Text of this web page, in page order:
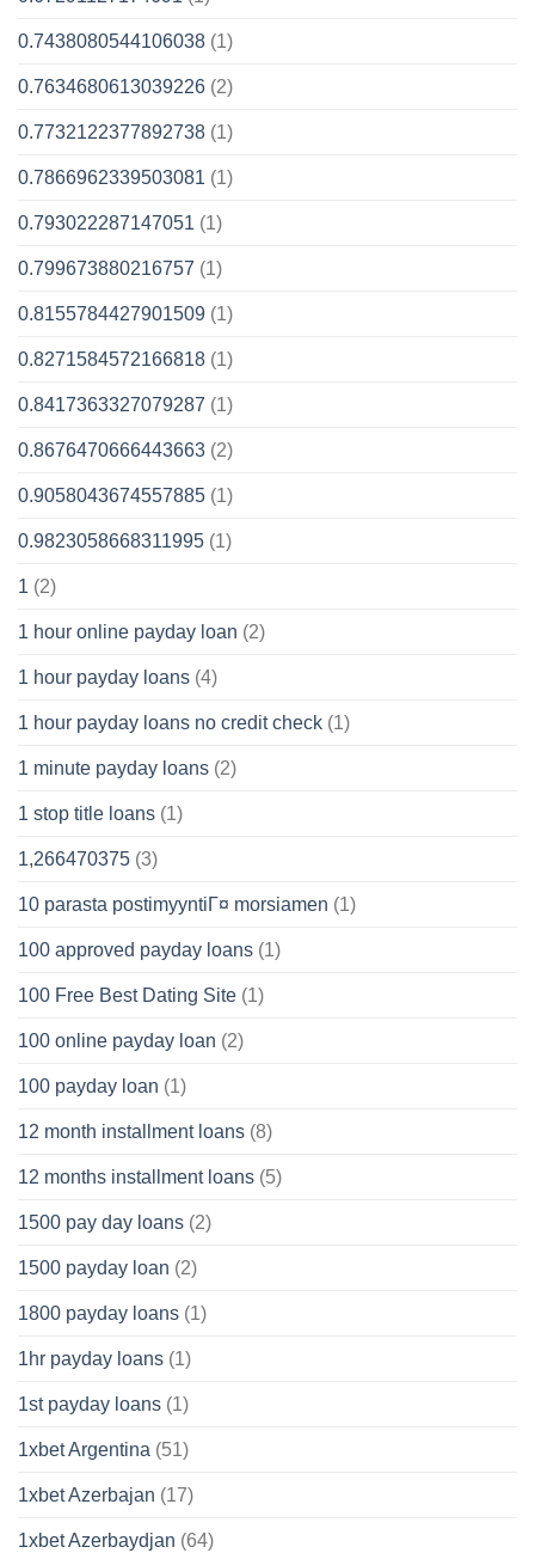
0.7438080544106038 (1)
0.7634680613039226 (2)
0.7732122377892738 (1)
0.7866962339503081 (1)
0.793022287147051 (1)
0.799673880216757 (1)
0.8155784427901509 (1)
0.8271584572166818 (1)
0.8417363327079287 (1)
0.8676470666443663 (2)
0.9058043674557885 (1)
0.9823058668311995 (1)
1 (2)
1 hour online payday loan (2)
1 hour payday loans (4)
1 hour payday loans no credit check (1)
1 minute payday loans (2)
1 stop title loans (1)
1,266470375 (3)
10 parasta postimyyntiГ¤ morsiamen (1)
100 approved payday loans (1)
100 Free Best Dating Site (1)
100 online payday loan (2)
100 payday loan (1)
12 month installment loans (8)
12 months installment loans (5)
1500 pay day loans (2)
1500 payday loan (2)
1800 payday loans (1)
1hr payday loans (1)
1st payday loans (1)
1xbet Argentina (51)
1xbet Azerbajan (17)
1xbet Azerbaydjan (64)